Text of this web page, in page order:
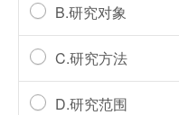
B.研究对象
C.研究方法
D.研究范围